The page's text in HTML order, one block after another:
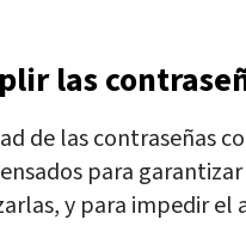
las
de las contraseñas
para
y para impedir el